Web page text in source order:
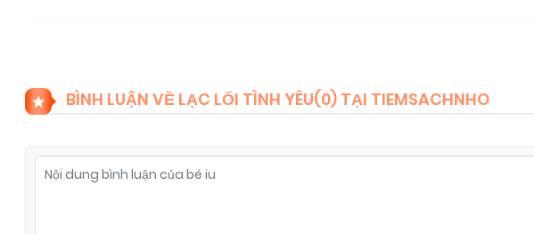
BÌNH LUẬN VỀ LẠC LỐI TÌNH YÊU(0) TẠI TIEMSACHNHO